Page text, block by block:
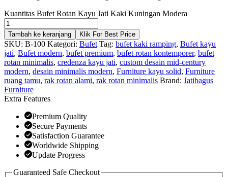
Kuantitas Bufet Rotan Kayu Jati Kaki Kuningan Modera
Tambah ke keranjang Klik For Best Price
SKU: B-100 Kategori: Bufet Tag: bufet kaki ramping, Bufet kayu
jati, Bufet modern, bufet premium, bufet rotan kontemporer, bufet
rotan minimalis, credenza kayu jati, custom desain mid-century
modern, desain minimalis modern, Furniture kayu solid, Furniture
ruang tamu, rak rotan alami, rak rotan minimalis Brand: Jatibagus
Furniture
Extra Features
Premium Quality
Secure Payments
Satisfaction Guarantee
Worldwide Shipping
Update Progress
Guaranteed Safe Checkout